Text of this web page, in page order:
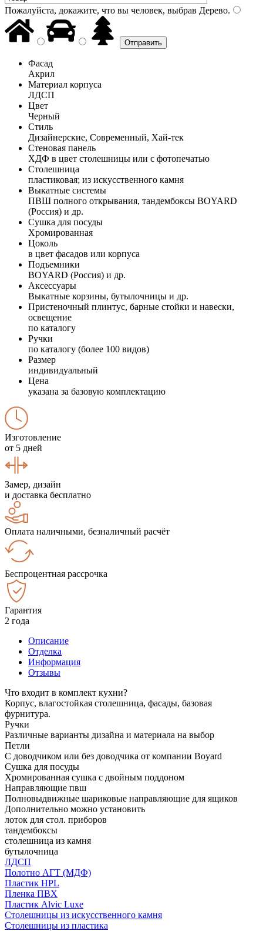
Пожалуйста, докажите, что вы человек, выбрав Дерево.
Фасад
Акрил
Материал корпуса
ЛДСП
Цвет
Черный
Стиль
Дизайнерские, Современный, Хай-тек
Стеновая панель
ХДФ в цвет столешницы или с фотопечатью
Столешница
пластиковая; из искусственного камня
Выкатные системы
ПВШ полного открывания, тандембоксы BOYARD
(Россия) и др.
Сушка для посуды
Хромированная
Цоколь
в цвет фасадов или корпуса
Подъемники
BOYARD (Россия) и др.
Аксессуары
Выкатные корзины, бутылочницы и др.
Пристеночный плинтус, барные стойки и навески,
освещение
по каталогу
Ручки
по каталогу (более 100 видов)
Размер
индивидуальный
Цена
указана за базовую комплектацию
Изготовление
от 5 дней
Замер, дизайн
и доставка бесплатно
Оплата наличными, безналичный расчёт
Беспроцентная рассрочка
Гарантия
2 года
Описание
Отделка
Информация
Отзывы
Что входит в комплект кухни?
Корпус, влагостойкая столешница, фасады, базовая
фурнитура.
Ручки
Различные варианты дизайна и материала на выбор
Петли
С доводчиком или без доводчика от компании Boyard
Сушка для посуды
Хромированная сушка с двойным поддоном
Направляющие пвш
Полновыдвижные шариковые направляющие для ящиков
Дополнительно можно установить
лоток для стол. приборов
тандембоксы
столешница из камня
бутылочница
ЛДСП
Полотно АГТ (МДФ)
Пластик HPL
Пленка ПВХ
Пластик Alvic Luxe
Столешницы из искусственного камня
Столешницы из пластика